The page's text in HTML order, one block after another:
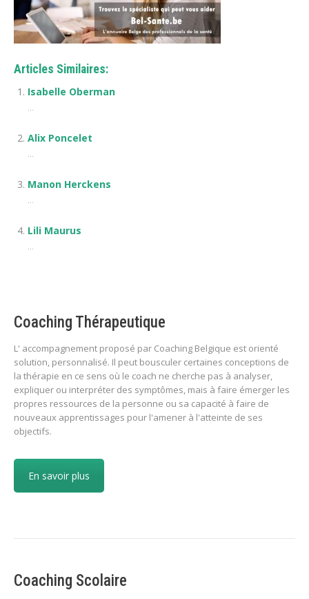
Articles Similaires:
Isabelle Oberman
...
Alix Poncelet
...
Manon Herckens
...
Lili Maurus
...
Coaching Thérapeutique
L' accompagnement proposé par Coaching Belgique est orienté
solution, personnalisé. Il peut bousculer certaines conceptions de
la thérapie en ce sens où le coach ne cherche pas à analyser,
expliquer ou interpréter des symptômes, mais à faire émerger les
propres ressources de la personne ou sa capacité à faire de
nouveaux apprentissages pour l'amener à l'atteinte de ses
objectifs.
En savoir plus
Coaching Scolaire